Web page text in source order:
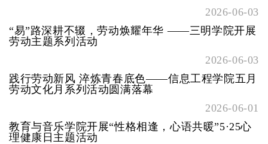
2026-06-03
“易”路深耕不辍，劳动焕耀年华 ——三明学院开展
劳动主题系列活动
2026-06-03
践行劳动新风 淬炼青春底色——信息工程学院五月
劳动文化月系列活动圆满落幕
2026-06-01
教育与音乐学院开展“性格相逢，心语共暖”5·25心
理健康日主题活动